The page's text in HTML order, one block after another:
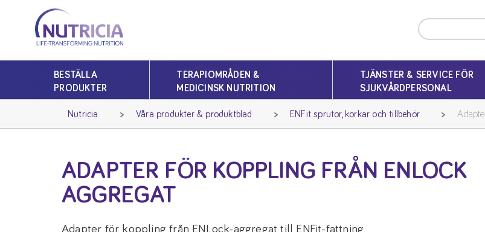
Nutricia
Nutricia
BESTÄLLA
PRODUKTER
TERAPIOMRÅDEN &
MEDICINSK NUTRITION
TJÄNSTER & SERVICE FÖR
SJUKVÅRDPERSONAL
Nutricia Våra produkter & produktblad ENFit sprutor, korkar och tillbehör
ADAPTER FÖR KOPPLING FRÅN ENLOCK
AGGREGAT
Adapter för koppling från ENLock-aggregat till ENFit-fattning